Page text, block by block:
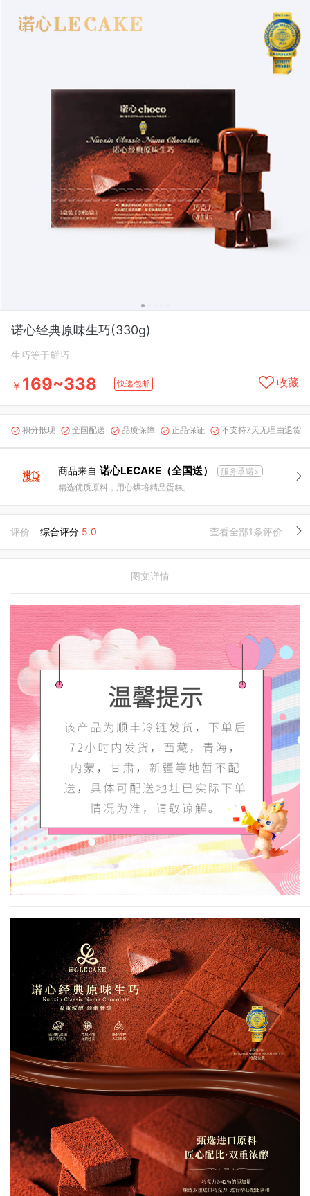
诺心经典原味生巧(330g)
生巧等于鲜巧
￥ 169~338 快递包邮 收藏
 积分抵现  全国配送  品质保障  正品保证  不支持7天无理由退货
商品来自 诺心LECAKE（全国送）
服务承诺>
精选优质原料，用心烘培精品蛋糕。
评价 综合评分 5.0 查看全部1条评价
图文详情